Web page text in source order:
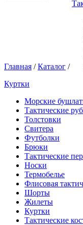
Главная /Каталог /
Куртки
Морские
Тактические
Толстовки
Свитера
Футболки
Брюки
Тактические
Носки
Термобелье
Флисовая
Шорты
Жилеты
Куртки
Тактические